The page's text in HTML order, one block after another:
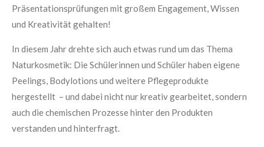
Präsentationsprüfungen mit großem Engagement, Wissen
und Kreativität gehalten!
In diesem Jahr drehte sich auch etwas rund um das Thema
Naturkosmetik: Die Schülerinnen und Schüler haben eigene
Peelings, Bodylotions und weitere Pflegeprodukte
hergestellt – und dabei nicht nur kreativ gearbeitet, sondern
auch die chemischen Prozesse hinter den Produkten
verstanden und hinterfragt.